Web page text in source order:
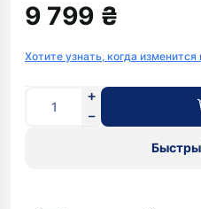
9 799 ₴
Хотите узнать, когда изменится